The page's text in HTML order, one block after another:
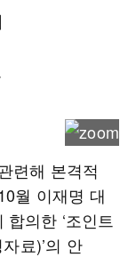
련해 본격적
월 이재명 대
의한 ‘조인트
료)’의 안